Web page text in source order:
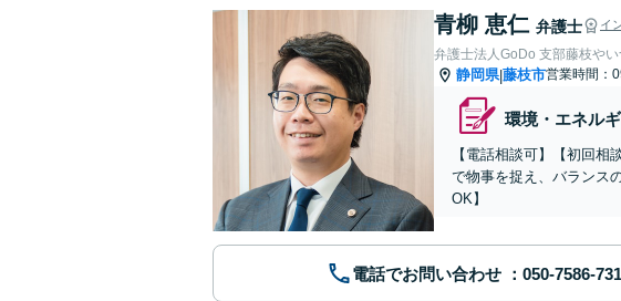
青柳 恵仁 弁護士 イ
弁護士法人GoDo 支部藤枝や
静岡県|藤枝市営業時間：
環境・エネル
【電話相談可】【初回
で物事を捉え、バランス
OK】
電話でお問い合わせ